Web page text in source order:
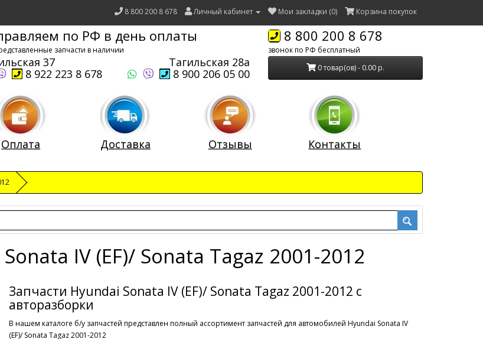
8 800 200 8 678 Личный кабинет Мои закладки (0) Корзина покупок
по РФ в день оплаты
запчасти в наличии
37
Тагильская 28а
8 922 223 8 678
8 900 206 05 00
8 800 200 8 678
звонок по РФ бесплатный
0 товар(ов) - 0.00 р.
Оплата Доставка Отзывы Контакты
IV (EF)/ Sonata Tagaz 2001-2012
Запчасти Hyundai Sonata IV (EF)/ Sonata Tagaz 2001-2012 с
авторазборки
В нашем каталоге б/у запчастей представлен полный ассортимент запчастей для автомобилей Hyundai Sonata IV
(EF)/ Sonata Tagaz 2001-2012